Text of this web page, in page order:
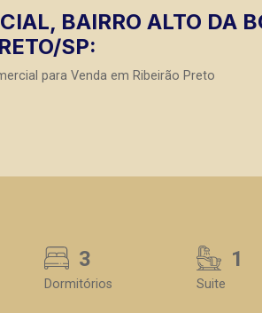
BAIRRO ALTO DA
SP:
para Venda em Ribeirão Preto
3
Dormitórios
1
Suite